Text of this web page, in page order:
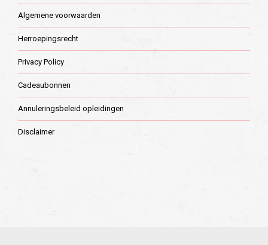
Algemene voorwaarden
Herroepingsrecht
Privacy Policy
Cadeaubonnen
Annuleringsbeleid opleidingen
Disclaimer